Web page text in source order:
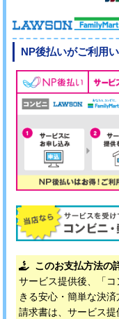
NP後払いがご利用
このお支払方法の
サービス提供後、「
きる安心・簡単な決済
請求書は、サービス